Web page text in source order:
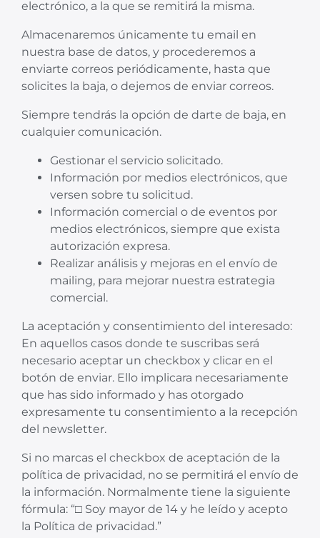
electrónico, a la que se remitirá la misma.
Almacenaremos únicamente tu email en
nuestra base de datos, y procederemos a
enviarte correos periódicamente, hasta que
solicites la baja, o dejemos de enviar correos.
Siempre tendrás la opción de darte de baja, en
cualquier comunicación.
Gestionar el servicio solicitado.
Información por medios electrónicos, que
versen sobre tu solicitud.
Información comercial o de eventos por
medios electrónicos, siempre que exista
autorización expresa.
Realizar análisis y mejoras en el envío de
mailing, para mejorar nuestra estrategia
comercial.
La aceptación y consentimiento del interesado:
En aquellos casos donde te suscribas será
necesario aceptar un checkbox y clicar en el
botón de enviar. Ello implicara necesariamente
que has sido informado y has otorgado
expresamente tu consentimiento a la recepción
del newsletter.
Si no marcas el checkbox de aceptación de la
política de privacidad, no se permitirá el envío de
la información. Normalmente tiene la siguiente
fórmula: “□ Soy mayor de 14 y he leído y acepto
la Política de privacidad.”